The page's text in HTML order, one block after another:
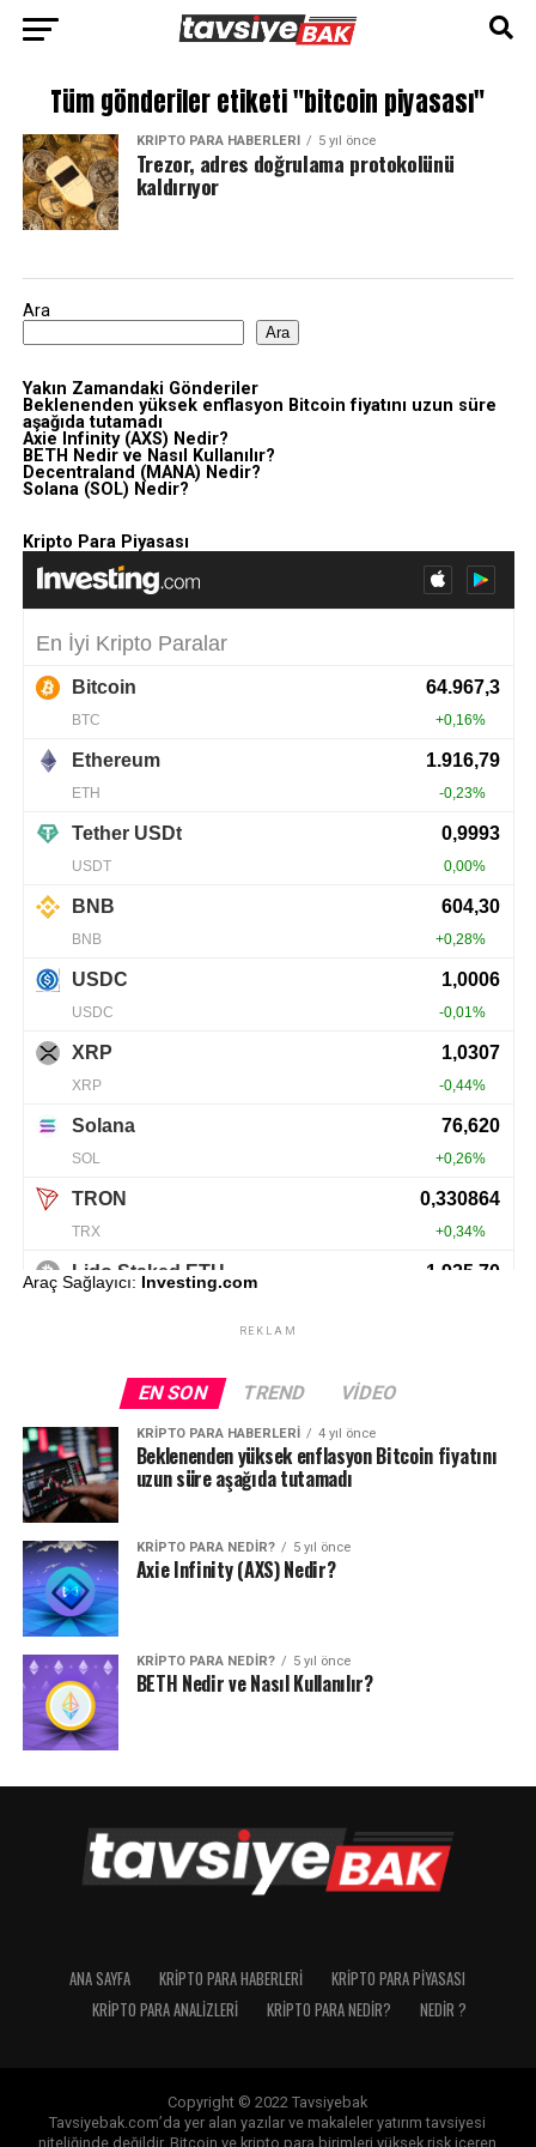
Tüm gönderiler etiketi "bitcoin piyasası"
KRIPTO PARA HABERLERI 5 yıl önce
Trezor, adres doğrulama protokolünü
kaldırıyor
Ara
Ara
Yakın Zamandaki Gönderiler
Beklenenden yüksek enflasyon Bitcoin fiyatını uzun süre
aşağıda tutamadı
Axie Infinity (AXS) Nedir?
BETH Nedir ve Nasıl Kullanılır?
Decentraland (MANA) Nedir?
Solana (SOL) Nedir?
Kripto Para Piyasası
Araç Sağlayıcı: Investing.com
REKLAM
EN SON TREND VIDEO
KRIPTO PARA HABERLERI 4 yıl önce
Beklenenden yüksek enflasyon Bitcoin fiyatını
uzun süre aşağıda tutamadı
KRIPTO PARA NEDIR? 5 yıl önce
Axie Infinity (AXS) Nedir?
KRIPTO PARA NEDIR? 5 yıl önce
BETH Nedir ve Nasıl Kullanılır?
ANA SAYFA KRIPTO PARA HABERLERI
KRIPTO PARA PIYASASI
KRIPTO PARA ANALIZLERI
KRIPTO PARA NEDIR? NEDIR ?
Copyright © 2022 Tavsiyebak
Tavsiyebak.com’da yer alan yazılar ve makaleler yatırım tavsiyesi
niteliğinde değildir. Bitcoin ve kripto para birimleri yüksek risk içeren